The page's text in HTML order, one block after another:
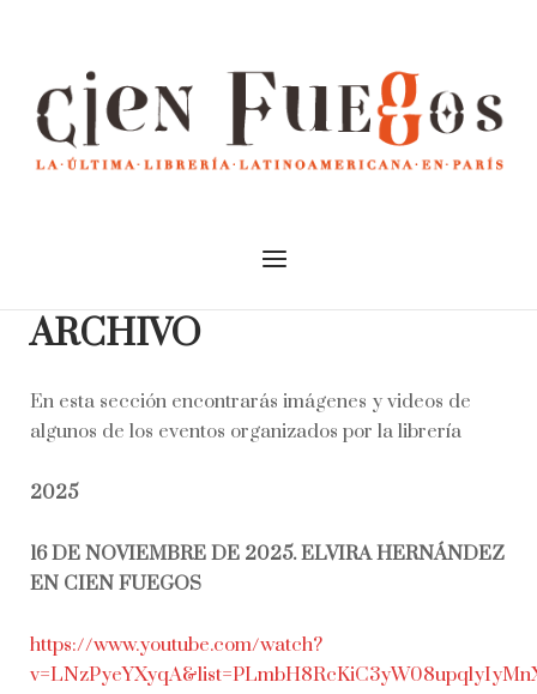
Menu
ARCHIVO
En esta sección encontrarás imágenes y videos de
algunos de los eventos organizados por la librería
2025
16 DE NOVIEMBRE DE 2025. ELVIRA HERNÁNDEZ
EN CIEN FUEGOS
https://www.youtube.com/watch?